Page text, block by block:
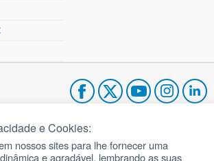
João Paulo II
e Cookies:
nossos sites para lhe fornecer uma
e agradável, lembrando as suas